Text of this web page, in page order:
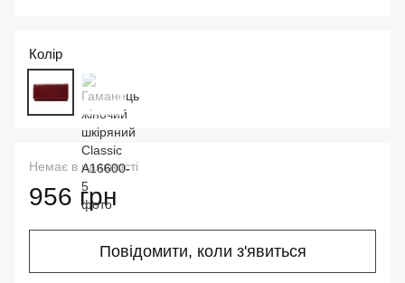
Колір
Немає в наявності
956 грн
Повідомити, коли з'явиться